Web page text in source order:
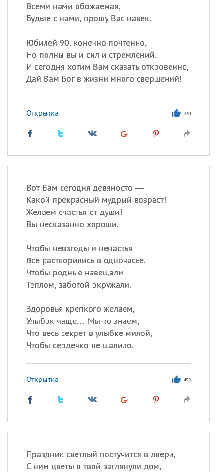
Всеми нами обожаемая,
Будьте с нами, прошу Вас навек.
Юбилей 90, конечно почтенно,
Но полны вы и сил и стремлений.
И сегодня хотим Вам сказать откровенно,
Дай Вам Бог в жизни много свершений!
Открытка 270
Вот Вам сегодня девяносто —
Какой прекрасный мудрый возраст!
Желаем счастья от души!
Вы несказанно хороши.
Чтобы невзгоды и ненастья
Все растворились в одночасье.
Чтобы родные навещали,
Теплом, заботой окружали.
Здоровья крепкого желаем,
Улыбок чаще… Мы-то знаем,
Что весь секрет в улыбке милой,
Чтобы сердечко не шалило.
Открытка 458
Праздник светлый постучится в двери,
С ним цветы в твой заглянули дом,